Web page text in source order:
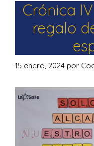
Crónica IV
regalo
15 enero, 2024 por